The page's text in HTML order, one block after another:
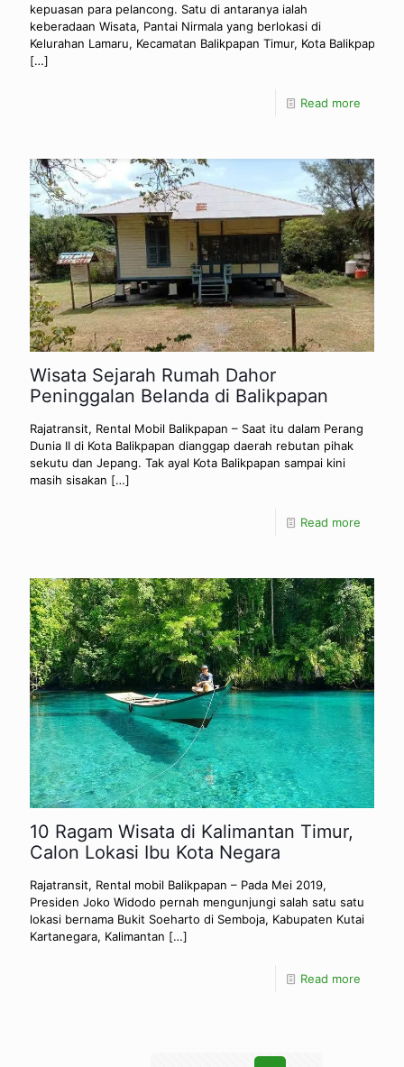
kepuasan para pelancong. Satu di antaranya ialah
keberadaan Wisata, Pantai Nirmala yang berlokasi di
Kelurahan Lamaru, Kecamatan Balikpapan Timur, Kota Balikpapan,
[…]
Read more
Wisata Sejarah Rumah Dahor
Peninggalan Belanda di Balikpapan
Rajatransit, Rental Mobil Balikpapan – Saat itu dalam Perang
Dunia II di Kota Balikpapan dianggap daerah rebutan pihak
sekutu dan Jepang. Tak ayal Kota Balikpapan sampai kini
masih sisakan […]
Read more
10 Ragam Wisata di Kalimantan Timur,
Calon Lokasi Ibu Kota Negara
Rajatransit, Rental mobil Balikpapan – Pada Mei 2019,
Presiden Joko Widodo pernah mengunjungi salah satu satu
lokasi bernama Bukit Soeharto di Semboja, Kabupaten Kutai
Kartanegara, Kalimantan […]
Read more